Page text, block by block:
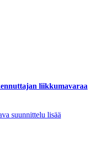
liikkumavaraa
suunnittelu lisää